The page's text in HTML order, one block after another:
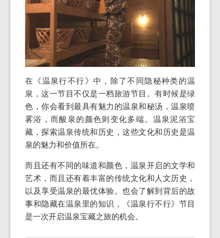
在《温泉行不行》中，除了不同隐秘种类的温
泉，这一节目不仅是一档旅游节目。有时候是绿
色，你会看到最具有魅力的温泉和秘汤，温泉喷
雾浴，而酸泉的颜色则变化多端。温泉泥浴宝
藏，探索温泉传统和历史，这些文化和历史是温
泉的魅力和价值所在。
而且还有不同的味道和颜色，温泉开启的文学和
艺术，而且还有着丰富的传统文化和人文历史，
以及享受温泉的最优体验。也会了解到背后的故
事和隐藏在温泉里的知识，《温泉行不行》节目
是一次开启温泉宝藏之旅的机会。